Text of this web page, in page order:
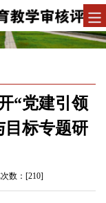
“党建引领
目标专题研
数：[210]